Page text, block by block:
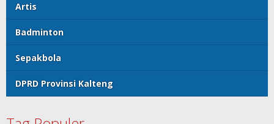
Artis
Badminton
Sepakbola
DPRD Provinsi Kalteng